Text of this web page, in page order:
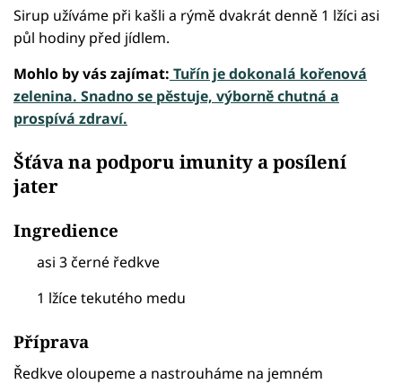
Sirup užíváme při kašli a rýmě dvakrát denně 1 lžíci asi
půl hodiny před jídlem.
Mohlo by vás zajímat: Tuřín je dokonalá kořenová
zelenina. Snadno se pěstuje, výborně chutná a
prospívá zdraví.
Šťáva na podporu imunity a posílení
jater
Ingredience
asi 3 černé ředkve
1 lžíce tekutého medu
Příprava
Ředkve oloupeme a nastrouháme na jemném